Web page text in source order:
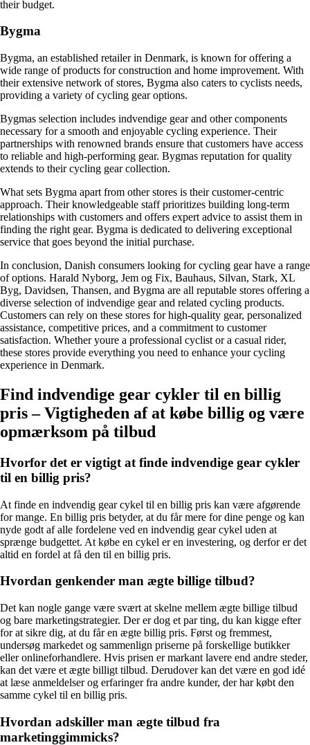
their budget.
Bygma
Bygma, an established retailer in Denmark, is known for offering a
wide range of products for construction and home improvement. With
their extensive network of stores, Bygma also caters to cyclists needs,
providing a variety of cycling gear options.
Bygmas selection includes indvendige gear and other components
necessary for a smooth and enjoyable cycling experience. Their
partnerships with renowned brands ensure that customers have access
to reliable and high-performing gear. Bygmas reputation for quality
extends to their cycling gear collection.
What sets Bygma apart from other stores is their customer-centric
approach. Their knowledgeable staff prioritizes building long-term
relationships with customers and offers expert advice to assist them in
finding the right gear. Bygma is dedicated to delivering exceptional
service that goes beyond the initial purchase.
In conclusion, Danish consumers looking for cycling gear have a range
of options. Harald Nyborg, Jem og Fix, Bauhaus, Silvan, Stark, XL
Byg, Davidsen, Thansen, and Bygma are all reputable stores offering a
diverse selection of indvendige gear and related cycling products.
Customers can rely on these stores for high-quality gear, personalized
assistance, competitive prices, and a commitment to customer
satisfaction. Whether youre a professional cyclist or a casual rider,
these stores provide everything you need to enhance your cycling
experience in Denmark.
Find indvendige gear cykler til en billig
pris – Vigtigheden af at købe billig og være
opmærksom på tilbud
Hvorfor det er vigtigt at finde indvendige gear cykler
til en billig pris?
At finde en indvendig gear cykel til en billig pris kan være afgørende
for mange. En billig pris betyder, at du får mere for dine penge og kan
nyde godt af alle fordelene ved en indvendig gear cykel uden at
sprænge budgettet. At købe en cykel er en investering, og derfor er det
altid en fordel at få den til en billig pris.
Hvordan genkender man ægte billige tilbud?
Det kan nogle gange være svært at skelne mellem ægte billige tilbud
og bare marketingstrategier. Der er dog et par ting, du kan kigge efter
for at sikre dig, at du får en ægte billig pris. Først og fremmest,
undersøg markedet og sammenlign priserne på forskellige butikker
eller onlineforhandlere. Hvis prisen er markant lavere end andre steder,
kan det være et ægte billigt tilbud. Derudover kan det være en god idé
at læse anmeldelser og erfaringer fra andre kunder, der har købt den
samme cykel til en billig pris.
Hvordan adskiller man ægte tilbud fra
marketinggimmicks?